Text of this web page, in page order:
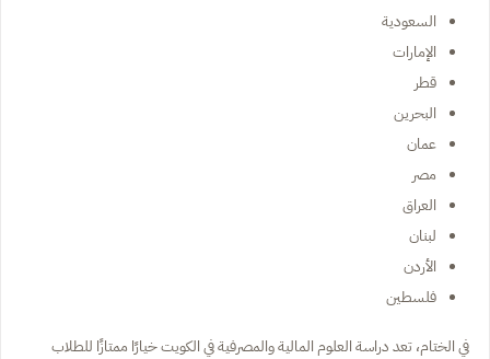
السعودية
الإمارات
قطر
البحرين
عمان
مصر
العراق
لبنان
الأردن
فلسطين
في الختام، تعد دراسة العلوم المالية والمصرفية في الكويت خيارًا ممتازًا للطلاب